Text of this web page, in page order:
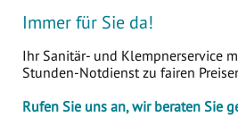
Immer für Sie da!
Ihr Sanitär- und Klempnerservice
Stunden-Notdienst zu fairen
Rufen Sie uns an, wir beraten Sie